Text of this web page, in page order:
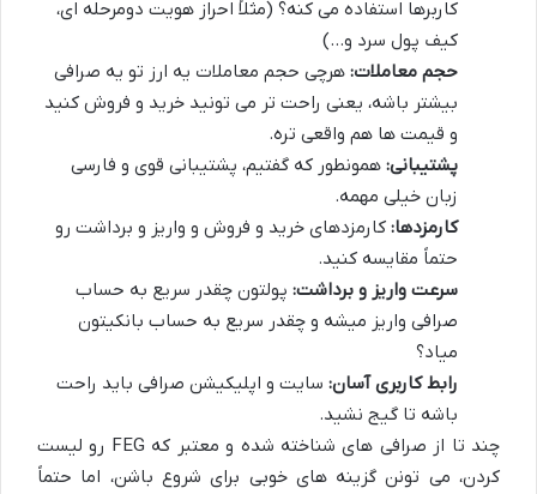
کاربرها استفاده می کنه؟ (مثلاً احراز هویت دومرحله ای،
کیف پول سرد و…)
حجم معاملات: هرچی حجم معاملات یه ارز تو یه صرافی
بیشتر باشه، یعنی راحت تر می تونید خرید و فروش کنید
و قیمت ها هم واقعی تره.
پشتیبانی: همونطور که گفتیم، پشتیبانی قوی و فارسی
زبان خیلی مهمه.
کارمزدها: کارمزدهای خرید و فروش و واریز و برداشت رو
حتماً مقایسه کنید.
سرعت واریز و برداشت: پولتون چقدر سریع به حساب
صرافی واریز میشه و چقدر سریع به حساب بانکیتون
میاد؟
رابط کاربری آسان: سایت و اپلیکیشن صرافی باید راحت
باشه تا گیج نشید.
چند تا از صرافی های شناخته شده و معتبر که FEG رو لیست
کردن، می تونن گزینه های خوبی برای شروع باشن، اما حتماً